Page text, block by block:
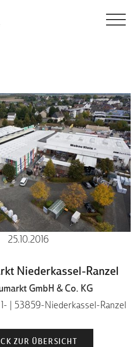
25.10.2016
Niederkassel-Ranzel
GmbH & Co. KG
| 53859 Niederkassel-Ranzel
ZUR ÜBERSICHT